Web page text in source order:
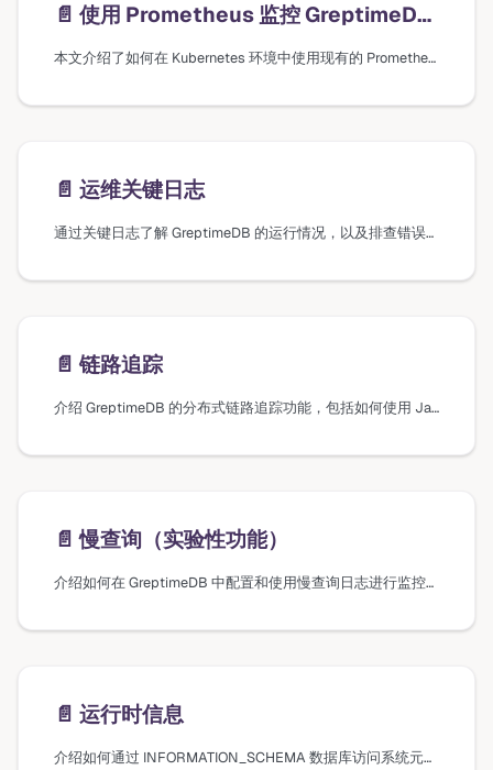
📄️ 使用 Prometheus 监控 GreptimeDB Cluster
本文介绍了如何在 Kubernetes 环境中使用现有的 Prometheus 实例监控 GreptimeDB 集群，包括配置 PodMonitor、启用指标收集和设置 Grafana 仪表板。
📄️ 运维关键日志
通过关键日志了解 GreptimeDB 的运行情况，以及排查错误出现的原因。
📄️ 链路追踪
介绍 GreptimeDB 的分布式链路追踪功能，包括如何使用 Jaeger 进行追踪和配置 tracing 采样率。
📄️ 慢查询（实验性功能）
介绍如何在 GreptimeDB 中配置和使用慢查询日志进行监控。
📄️ 运行时信息
介绍如何通过 INFORMATION_SCHEMA 数据库访问系统元数据，并提供查询集群拓扑信息和表的 Region 分布的示例。